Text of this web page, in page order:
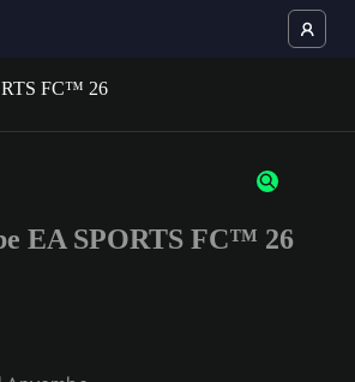
minimo di 3 caratteri o numeri.
EA SPORTS FC™ 26